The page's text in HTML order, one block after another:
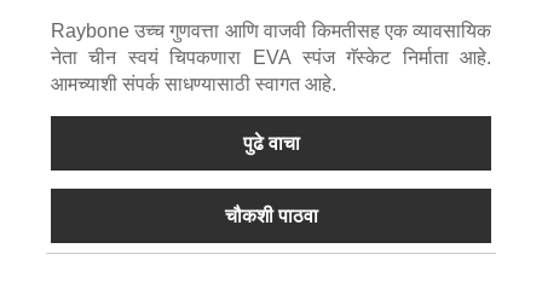
Raybone उच्च गुणवत्ता आणि वाजवी किमतीसह एक व्यावसायिक
नेता चीन स्वयं चिपकणारा EVA स्पंज गॅस्केट निर्माता आहे.
आमच्याशी संपर्क साधण्यासाठी स्वागत आहे.
पुढे वाचा
चौकशी पाठवा